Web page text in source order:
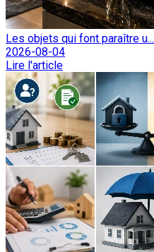
Les objets qui font paraître u...
2026-08-04
Lire l'article